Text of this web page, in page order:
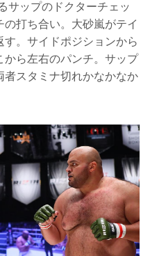
サップのドクターチェッ
打ち合い。大砂嵐がテイ
。サイドポジションから
から左右のパンチ。サップ
スタミナ切れかなかなか